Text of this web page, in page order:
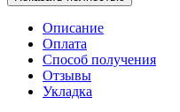
Описание
Оплата
Способ получения
Отзывы
Укладка